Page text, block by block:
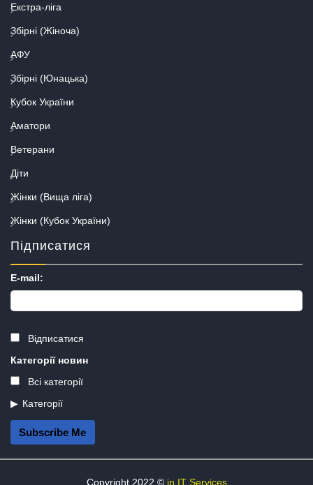
Екстра-ліга
Збірні (Жіноча)
АФУ
Збірні (Юнацька)
Кубок України
Аматори
Ветерани
Діти
Жінки (Вища ліга)
Жінки (Кубок України)
Підписатися
E-mail:
Відписатися
Категорії новин
Всі категорії
Категорії
Subscribe Me
Copyright 2022 © in.IT Services